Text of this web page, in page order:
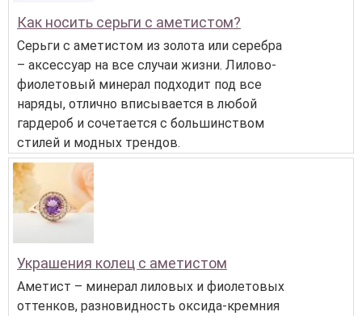
Как носить серьги с аметистом?
Серьги с аметистом из золота или серебра
– аксессуар на все случаи жизни. Лилово-
фиолетовый минерал подходит под все
наряды, отлично вписывается в любой
гардероб и сочетается с большинством
стилей и модных трендов.
Украшения колец с аметистом
Аметист – минерал лиловых и фиолетовых
оттенков, разновидность оксида-кремния